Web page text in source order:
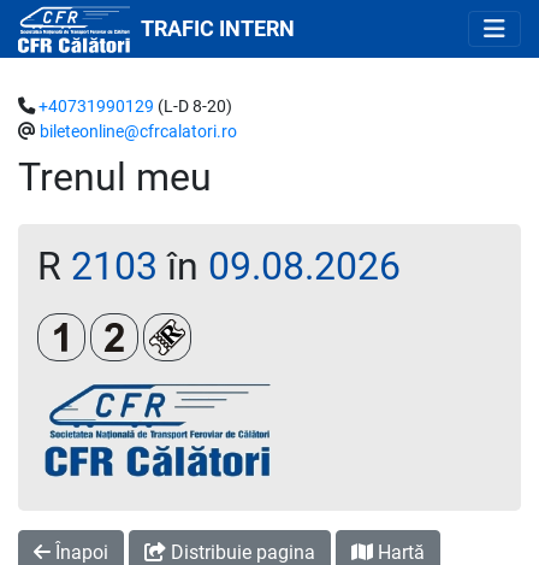
TRAFIC INTERN
Trenul meu
+40731990129 (L-D 8-20)
bileteonline@cfrcalatori.ro
R 2103 în 09.08.2026
Clasa 1Clasa a 2-aLoc rezervat (biletul se emite
Înapoi Distribuie pagina Hartă